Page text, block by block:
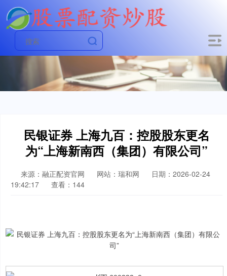
民银证券 上海九百：控股股东更名
为“上海新南西（集团）有限公司”
来源：融正配资官网 网站：瑞和网
日期：2026-02-24
19:42:17
查看：144